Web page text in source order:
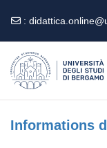
:
Informations